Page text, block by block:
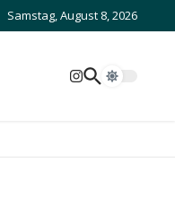
Samstag, August 8, 2026